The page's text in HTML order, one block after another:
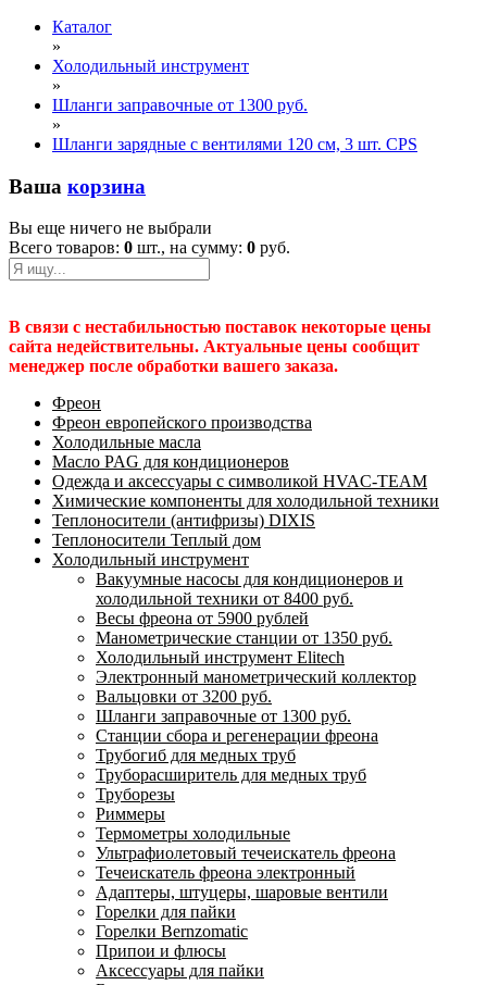
Каталог
»
Холодильный инструмент
»
Шланги заправочные от 1300 руб.
»
Шланги зарядные с вентилями 120 см, 3 шт. CPS
Ваша корзина
Вы еще ничего не выбрали
Всего товаров: 0 шт., на сумму: 0 руб.
В связи с нестабильностью поставок некоторые цены
сайта недействительны. Актуальные цены сообщит
менеджер после обработки вашего заказа.
Фреон
Фреон европейского производства
Холодильные масла
Масло PAG для кондиционеров
Одежда и аксессуары с символикой HVAC-TEAM
Химические компоненты для холодильной техники
Теплоносители (антифризы) DIXIS
Теплоносители Теплый дом
Холодильный инструмент
Вакуумные насосы для кондиционеров и
холодильной техники от 8400 руб.
Весы фреона от 5900 рублей
Манометрические станции от 1350 руб.
Холодильный инструмент Elitech
Электронный манометрический коллектор
Вальцовки от 3200 руб.
Шланги заправочные от 1300 руб.
Станции сбора и регенерации фреона
Трубогиб для медных труб
Труборасширитель для медных труб
Труборезы
Риммеры
Термометры холодильные
Ультрафиолетовый течеискатель фреона
Течеискатель фреона электронный
Адаптеры, штуцеры, шаровые вентили
Горелки для пайки
Горелки Bernzomatic
Припои и флюсы
Аксессуары для пайки